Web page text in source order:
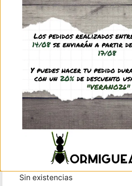
2,45€-5,45€
Modelo
hormiguero
(IVA incl.)
Sin existencias